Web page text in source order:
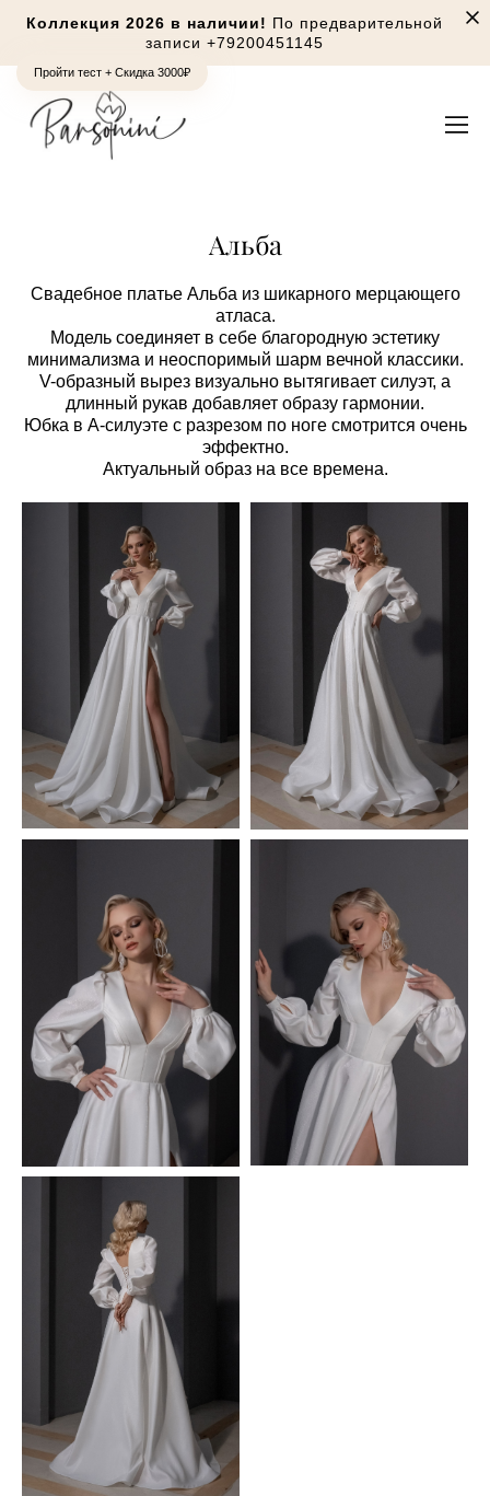
Пройти тест + Скидка 3000₽
Коллекция 2026 в наличии! По предварительной
записи +79200451145
Альба
Свадебное платье Альба из шикарного мерцающего
атласа.
Модель соединяет в себе благородную эстетику
минимализма и неоспоримый шарм вечной классики.
V-образный вырез визуально вытягивает силуэт, а
длинный рукав добавляет образу гармонии.
Юбка в А-силуэте с разрезом по ноге смотрится очень
эффектно.
Актуальный образ на все времена.